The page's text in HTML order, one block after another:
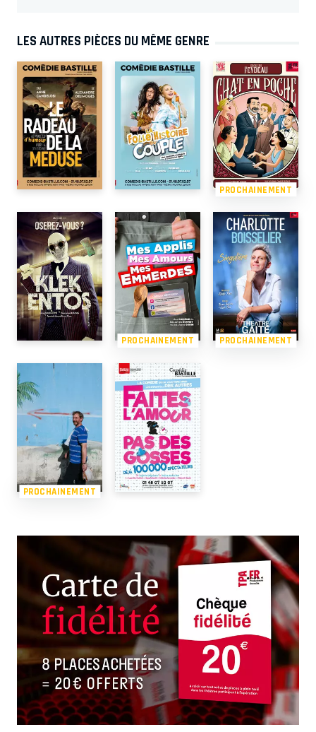
LES AUTRES PIÈCES DU MÊME GENRE
PROCHAINEMENT
PROCHAINEMENT PROCHAINEMENT
PROCHAINEMENT